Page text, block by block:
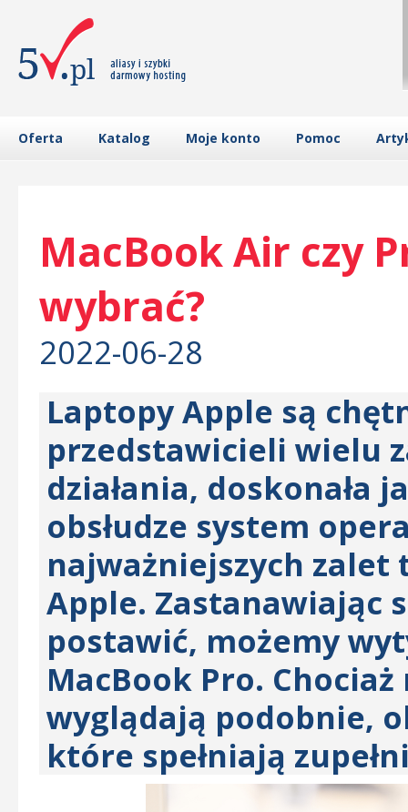
Oferta Katalog Moje konto Pomoc
MacBook Air czy
wybrać?
2022-06-28
Laptopy Apple są
przedstawicieli wielu
działania, doskonała
obsłudze system
najważniejszych
Apple. Zastanawiając
postawić, możemy
MacBook Pro.
wyglądają podobnie,
które spełniają